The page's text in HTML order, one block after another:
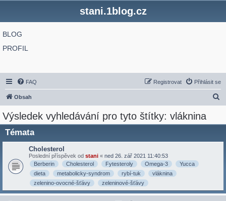
stani.1blog.cz
BLOG
PROFIL
FAQ Přihlásit se
Registrovat
Obsah
Výsledek vyhledávání pro tyto štítky: vláknina
Témata
Cholesterol
Poslední příspěvek od stani « ned 26. zář 2021 11:40:53
Berberin
Cholesterol Fytesteroly Omega-3
Yucca
dieta
metabolicky-syndrom rybí-tuk
vláknina
zelenino-ovocné-šťávy
zeleninové-šťávy